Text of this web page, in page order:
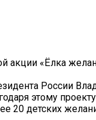
акции «Ёлка
России
этому
20 детских